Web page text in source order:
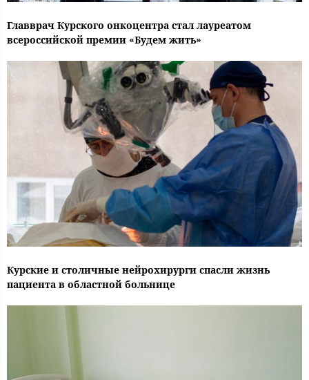
Главврач Курского онкоцентра стал лауреатом
всероссийской премии «Будем жить»
Курские и столичные нейрохирурги спасли жизнь
пациента в областной больнице